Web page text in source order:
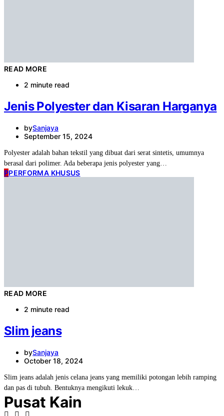
READ MORE
2 minute read
Jenis Polyester dan Kisaran Harganya
bySanjaya
September 15, 2024
Polyester adalah bahan tekstil yang dibuat dari serat sintetis, umumnya
berasal dari polimer. Ada beberapa jenis polyester yang…
PPERFORMA KHUSUS
READ MORE
2 minute read
Slim jeans
bySanjaya
October 18, 2024
Slim jeans adalah jenis celana jeans yang memiliki potongan lebih ramping
dan pas di tubuh. Bentuknya mengikuti lekuk…
Pusat Kain